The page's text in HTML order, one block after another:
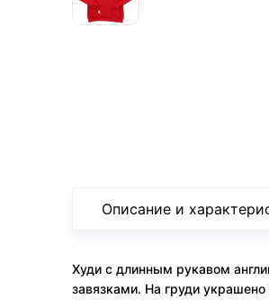
Описание и
Худи с длинным рукавом
завязками. На груди